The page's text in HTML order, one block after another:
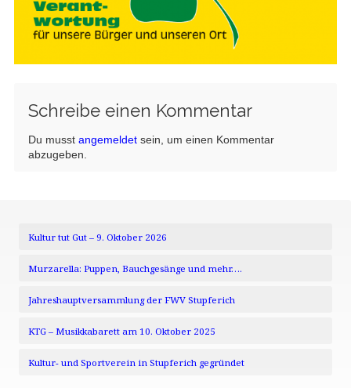
Schreibe einen Kommentar
Du musst angemeldetsein, um einen Kommentar
abzugeben.
Kultur tut Gut – 9. Oktober 2026
Murzarella: Puppen, Bauchgesänge und mehr….
Jahreshauptversammlung der FWV Stupferich
KTG – Musikkabarett am 10. Oktober 2025
Kultur- und Sportverein in Stupferich gegründet